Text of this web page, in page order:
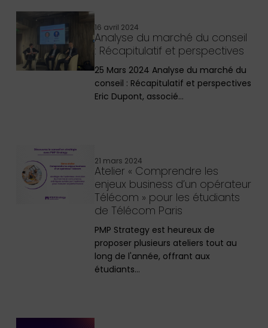
16 avril 2024
Analyse du marché du conseil
: Récapitulatif et perspectives
25 Mars 2024 Analyse du marché du
conseil : Récapitulatif et perspectives
Eric Dupont, associé…
21 mars 2024
Atelier « Comprendre les
enjeux business d’un opérateur
Télécom » pour les étudiants
de Télécom Paris
PMP Strategy est heureux de
proposer plusieurs ateliers tout au
long de l'année, offrant aux
étudiants…